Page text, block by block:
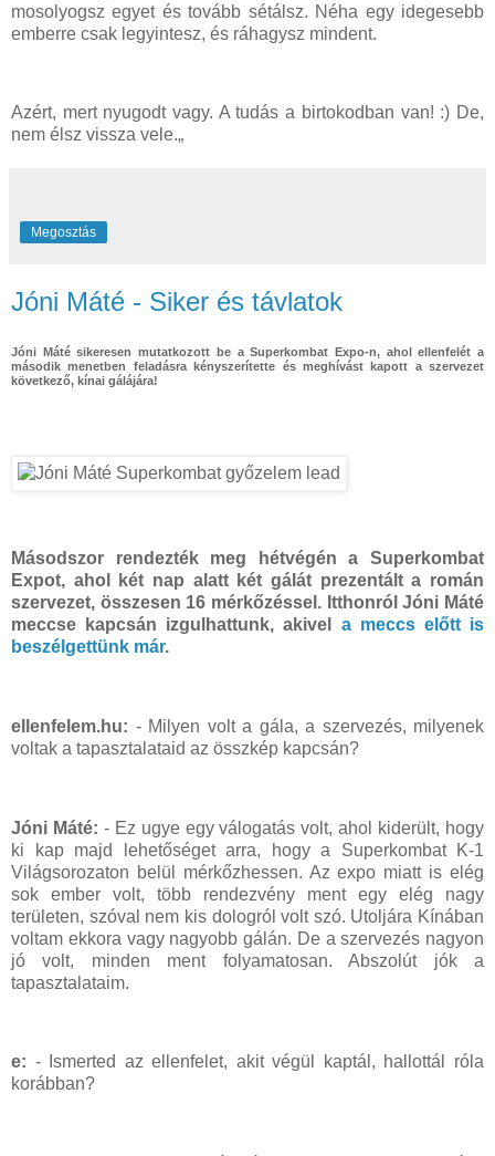
mosolyogsz egyet és tovább sétálsz. Néha egy idegesebb
emberre csak legyintesz, és ráhagysz mindent.
Azért, mert nyugodt vagy. A tudás a birtokodban van! :) De,
nem élsz vissza vele.„
Megosztás
Jóni Máté - Siker és távlatok
Jóni Máté sikeresen mutatkozott be a Superkombat Expo-n, ahol ellenfelét a
második menetben feladásra kényszerítette és meghívást kapott a szervezet
következő, kínai gálájára!
Másodszor rendezték meg hétvégén a Superkombat
Expot, ahol két nap alatt két gálát prezentált a román
szervezet, összesen 16 mérkőzéssel. Itthonról Jóni Máté
meccse kapcsán izgulhattunk, akivel a meccs előtt is
beszélgettünk már.
ellenfelem.hu: - Milyen volt a gála, a szervezés, milyenek
voltak a tapasztalataid az összkép kapcsán?
Jóni Máté: - Ez ugye egy válogatás volt, ahol kiderült, hogy
ki kap majd lehetőséget arra, hogy a Superkombat K-1
Világsorozaton belül mérkőzhessen. Az expo miatt is elég
sok ember volt, több rendezvény ment egy elég nagy
területen, szóval nem kis dologról volt szó. Utoljára Kínában
voltam ekkora vagy nagyobb gálán. De a szervezés nagyon
jó volt, minden ment folyamatosan. Abszolút jók a
tapasztalataim.
e: - Ismerted az ellenfelet, akit végül kaptál, hallottál róla
korábban?